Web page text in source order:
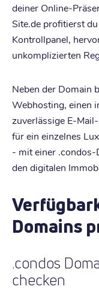
deiner Online-
Site.de profitierst
Kontrollpanel,
unkomplizierten
Neben der Domain
Webhosting, einen
zuverlässige E-
für ein einzelnes
- mit einer
den digitalen
Domains
.condos
checken